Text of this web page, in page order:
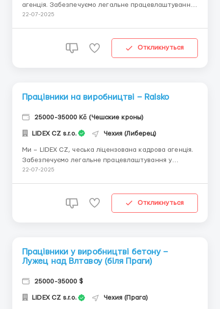
агенція. Забезпечуємо легальне працевлаштування
в перевірених компаніях по всій Чехії. Допоможемо з
умови та особистий підхід до кожного У
22-07-2025
Откликнуться
Працівники на виробництві – Ralsko
25000-35000 Kč (Чешские кроны)
LIDEX CZ s.r.o. Чехия (Либерец)
Ми – LIDEX CZ, чеська ліцензована кадрова агенція.
Забезпечуємо легальне працевлаштування у
перевірених компаніях по всій Чехії. Допоможемо з
робочому місці. Чесні умови й особистий підхід — ...
22-07-2025
Откликнуться
Працівники у виробництві бетону –
Лужец над Влтавоу (біля Праги)
25000-35000 $
LIDEX CZ s.r.o. Чехия (Прага)